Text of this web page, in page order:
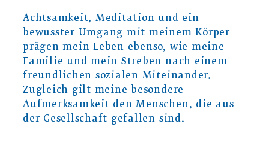
Achtsamkeit, Meditation und ein
bewusster Umgang mit meinem Körper
prägen mein Leben ebenso, wie meine
Familie und mein Streben nach einem
freundlichen sozialen Miteinander.
Zugleich gilt meine besondere
Aufmerksamkeit den Menschen, die aus
der Gesellschaft gefallen sind.